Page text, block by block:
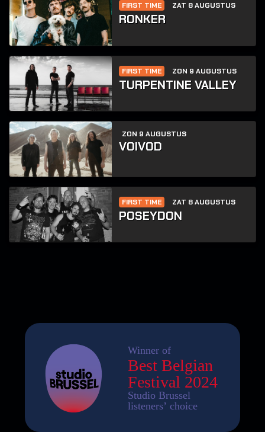
FIRST TIME ZAT 8 AUGUSTUS
RONKER
FIRST TIME ZON 9 AUGUSTUS
TURPENTINE VALLEY
ZON 9 AUGUSTUS
VOIVOD
FIRST TIME ZAT 8 AUGUSTUS
POSEYDON